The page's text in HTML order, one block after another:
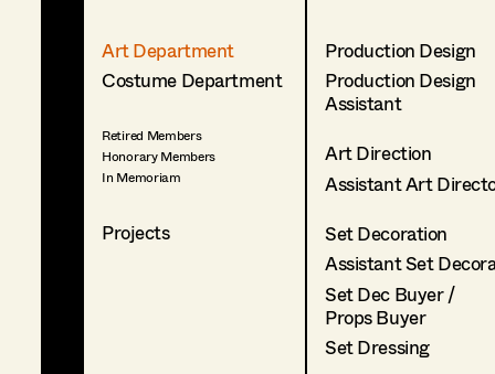
Art Department
Costume Department
Retired Members
Honorary Members
In Memoriam
Projects
Production Design
Production Design
Assistant
Art Direction
Assistant Art
Set Decoration
Assistant Set
Set Dec Buyer /
Props Buyer
Set Dressing